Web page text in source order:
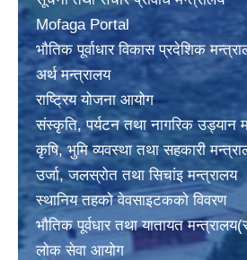
Mofaga Portal
भाैतिक पूर्वाधार विकास प्रदेशिक
अर्थ मन्त्रालय
राष्ट्रिय योजना आयोग
संस्कृति, पर्यटन तथा नागरिक उड्यान
कृषि, भुमि व्यवस्था तथा सहकारी
उर्जा, जलस्राेत तथा सिचांइ मन्त्रालय
स्थानिय तहकाे वेवसाइटककाे विवरण
भाैतिक पूर्वधार तथा यातायत
लाेक सेवा आयोग